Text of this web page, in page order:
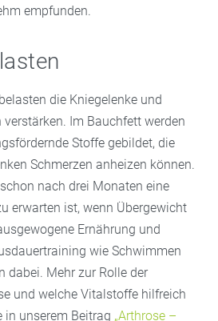
empfunden.
die Kniegelenke und
verstärken. Im Bauchfett werden
Stoffe gebildet, die
Schmerzen anheizen können.
nach drei Monaten eine
erwarten ist, wenn Übergewicht
Ernährung und
wie Schwimmen
dabei. Mehr zur Rolle der
und welche Vitalstoffe hilfreich
in unserem Beitrag „Arthrose –